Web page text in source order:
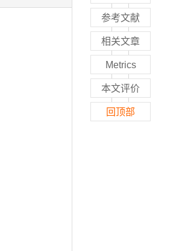
参考文献
相关文章
Metrics
本文评价
回顶部